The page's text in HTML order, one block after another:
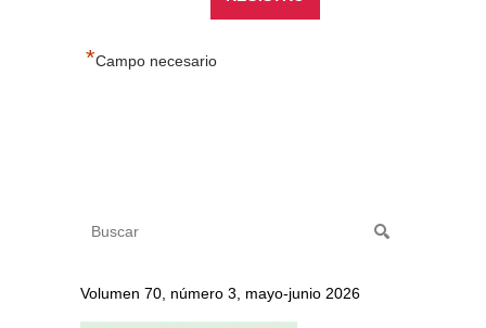
*Campo necesario
Volumen 70, número 3, mayo-junio 2026